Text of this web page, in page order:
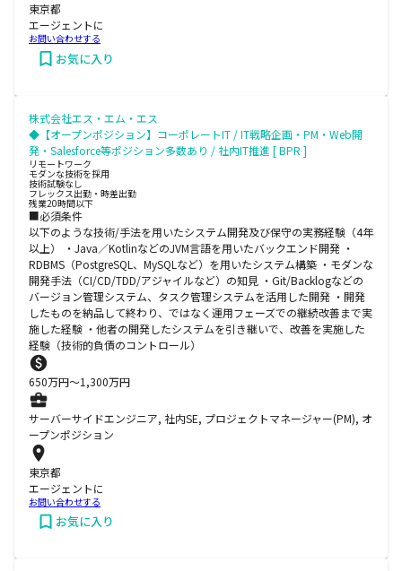
東京都
エージェントに
お問い合わせする
お気に入り
株式会社エス・エム・エス
◆【オープンポジション】コーポレートIT / IT戦略企画・PM・Web開
発・Salesforce等ポジション多数あり / 社内IT推進 [ BPR ]
リモートワーク
モダンな技術を採用
技術試験なし
フレックス出勤・時差出勤
残業20時間以下
■必須条件
以下のような技術/手法を用いたシステム開発及び保守の実務経験（4年
以上） ・Java／KotlinなどのJVM言語を用いたバックエンド開発 ・
RDBMS（PostgreSQL、MySQLなど）を用いたシステム構築 ・モダンな
開発手法（CI/CD/TDD/アジャイルなど）の知見 ・Git/Backlogなどの
バージョン管理システム、タスク管理システムを活用した開発 ・開発
したものを納品して終わり、ではなく運用フェーズでの継続改善まで実
施した経験 ・他者の開発したシステムを引き継いで、改善を実施した
経験（技術的負債のコントロール）
650万円〜1,300万円
サーバーサイドエンジニア, 社内SE, プロジェクトマネージャー(PM), オ
ープンポジション
東京都
エージェントに
お問い合わせする
お気に入り